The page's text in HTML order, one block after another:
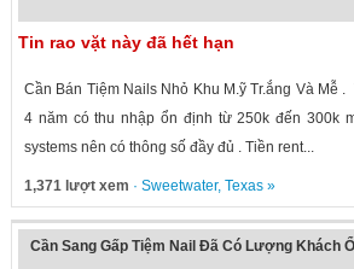
Tin rao vặt này đã hết hạn
Cần Bán Tiệm Nails Nhỏ Khu M.ỹ Tr.ắng Và Mễ
4 năm có thu nhập ổn định từ 250k đến 300k
systems nên có thông số đầy đủ . Tiền rent...
1,371 lượt xem · Sweetwater, Texas»
Cần Sang Gấp Tiệm Nail Đã Có Lượng Khách